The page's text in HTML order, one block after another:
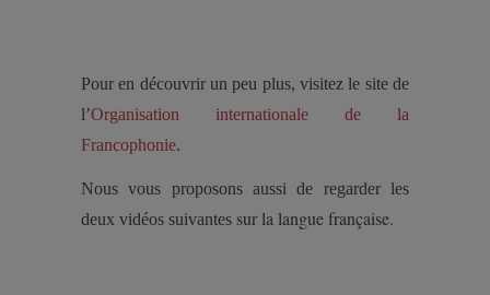
Pour en découvrir un peu plus, visitez le site de
l’Organisation internationale de la
Francophonie.
Nous vous proposons aussi de regarder les
deux vidéos suivantes sur la langue française.